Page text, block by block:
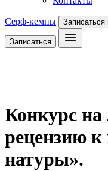
Серф-кемпы Записаться
Записаться
Конкурс
рецензию к
натуры».